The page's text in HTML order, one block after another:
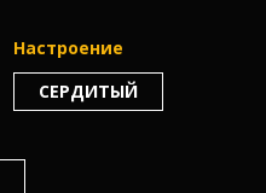
Настроение
СЕРДИТЫЙ